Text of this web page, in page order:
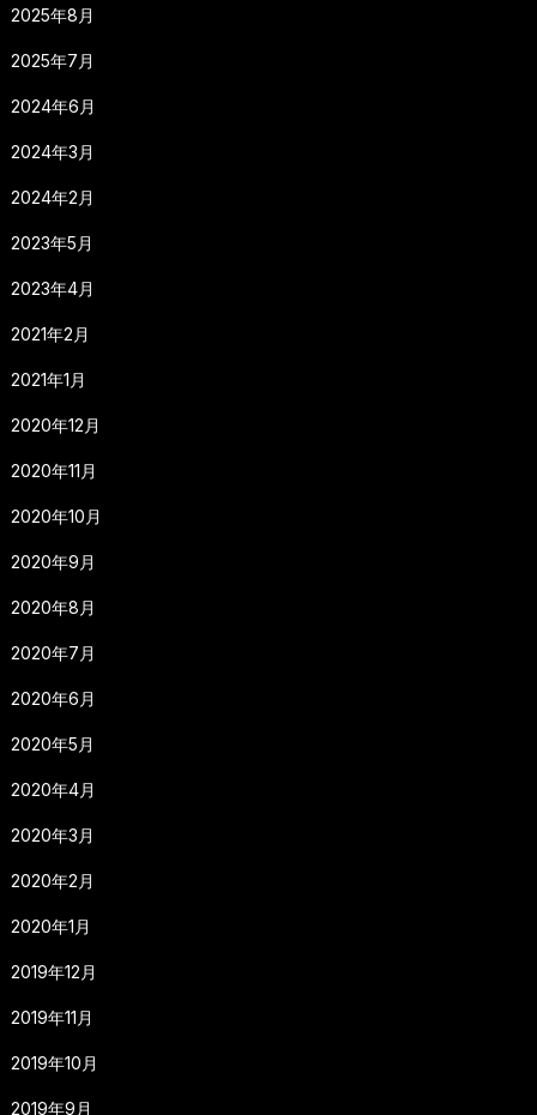
2025年8月
2025年7月
2024年6月
2024年3月
2024年2月
2023年5月
2023年4月
2021年2月
2021年1月
2020年12月
2020年11月
2020年10月
2020年9月
2020年8月
2020年7月
2020年6月
2020年5月
2020年4月
2020年3月
2020年2月
2020年1月
2019年12月
2019年11月
2019年10月
2019年9月